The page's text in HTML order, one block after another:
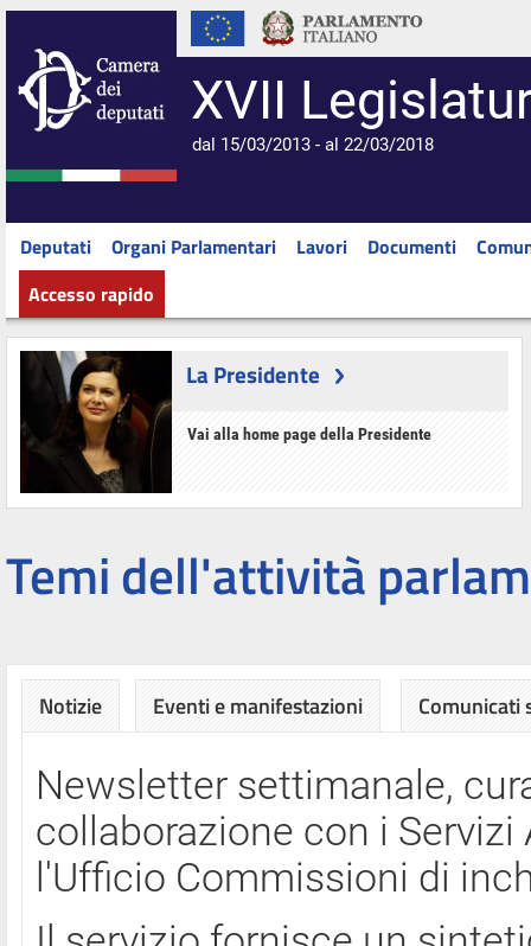
XVII
dal 15/03/2013 - al 22/03/2018
Deputati Organi Parlamentari Lavori Documenti
Accesso rapido
La Presidente
Vai alla home page della Presidente
Temi dell'attività
Notizie Eventi e manifestazioni Comunicati
Newsletter settimanale,
collaborazione con i
l'Ufficio Commissioni di